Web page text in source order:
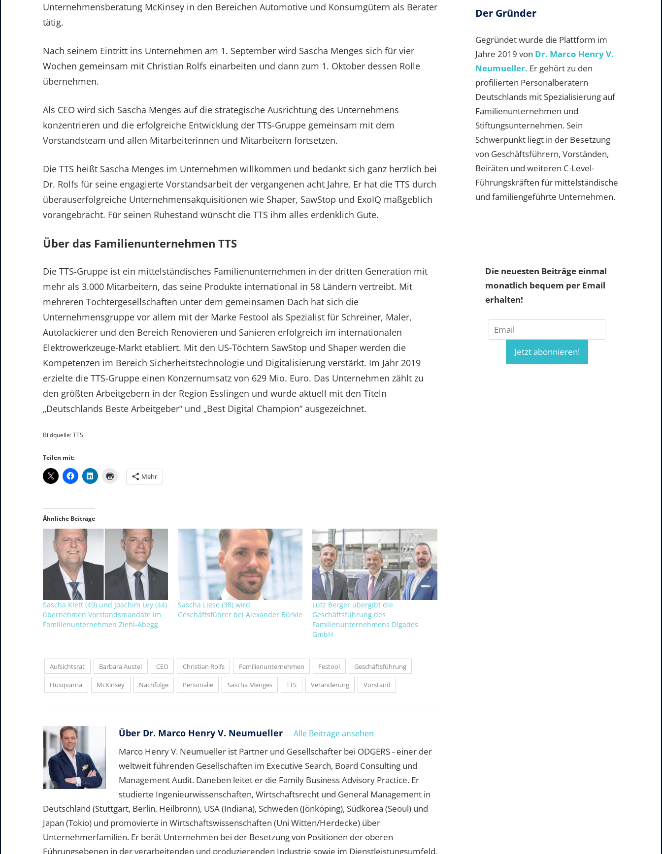
Unternehmensberatung McKinsey in den Bereichen Automotive und Konsumgütern als Berater
tätig.
Nach seinem Eintritt ins Unternehmen am 1. September wird Sascha Menges sich für vier
Wochen gemeinsam mit Christian Rolfs einarbeiten und dann zum 1. Oktober dessen Rolle
übernehmen.
Als CEO wird sich Sascha Menges auf die strategische Ausrichtung des Unternehmens
konzentrieren und die erfolgreiche Entwicklung der TTS-Gruppe gemeinsam mit dem
Vorstandsteam und allen Mitarbeiterinnen und Mitarbeitern fortsetzen.
Die TTS heißt Sascha Menges im Unternehmen willkommen und bedankt sich ganz herzlich bei
Dr. Rolfs für seine engagierte Vorstandsarbeit der vergangenen acht Jahre. Er hat die TTS durch
überauserfolgreiche Unternehmensakquisitionen wie Shaper, SawStop und ExoIQ maßgeblich
vorangebracht. Für seinen Ruhestand wünscht die TTS ihm alles erdenklich Gute.
Über das Familienunternehmen TTS
Die TTS-Gruppe ist ein mittelständisches Familienunternehmen in der dritten Generation mit
mehr als 3.000 Mitarbeitern, das seine Produkte international in 58 Ländern vertreibt. Mit
mehreren Tochtergesellschaften unter dem gemeinsamen Dach hat sich die
Unternehmensgruppe vor allem mit der Marke Festool als Spezialist für Schreiner, Maler,
Autolackierer und den Bereich Renovieren und Sanieren erfolgreich im internationalen
Elektrowerkzeuge-Markt etabliert. Mit den US-Töchtern SawStop und Shaper werden die
Kompetenzen im Bereich Sicherheitstechnologie und Digitalisierung verstärkt. Im Jahr 2019
erzielte die TTS-Gruppe einen Konzernumsatz von 629 Mio. Euro. Das Unternehmen zählt zu
den größten Arbeitgebern in der Region Esslingen und wurde aktuell mit den Titeln
„Deutschlands Beste Arbeitgeber“ und „Best Digital Champion“ ausgezeichnet.
Bildquelle: TTS
Teilen mit:
Mehr
Ähnliche Beiträge
Sascha Klett (49) und Joachim Ley (44)
übernehmen Vorstandsmandate im
Familienunternehmen Ziehl-Abegg
Sascha Liese (38) wird
Geschäftsführer bei Alexander Bürkle
Lutz Berger übergibt die
Geschäftsführung des
Familienunternehmens Digades
GmbH
Aufsichtsrat Barbara Austel CEO Christian Rolfs Familienunternehmen Festool Geschäftsführung
Husqvarna McKinsey Nachfolge Personalie Sascha Menges TTS Veränderung Vorstand
Über Dr. Marco Henry V. Neumueller Alle Beiträge ansehen
Marco Henry V. Neumueller ist Partner und Gesellschafter bei ODGERS - einer der
weltweit führenden Gesellschaften im Executive Search, Board Consulting und
Management Audit. Daneben leitet er die Family Business Advisory Practice. Er
studierte Ingenieurwissenschaften, Wirtschaftsrecht und General Management in
Deutschland (Stuttgart, Berlin, Heilbronn), USA (Indiana), Schweden (Jönköping), Südkorea (Seoul) und
Japan (Tokio) und promovierte in Wirtschaftswissenschaften (Uni Witten/Herdecke) über
Unternehmerfamilien. Er berät Unternehmen bei der Besetzung von Positionen der oberen
Führungsebenen in der verarbeitenden und produzierenden Industrie sowie im Dienstleistungsumfeld.
Der Gründer
Gegründet wurde die Plattform im
Jahre 2019 von Dr. Marco Henry V.
Neumueller. Er gehört zu den
profilierten Personalberatern
Deutschlands mit Spezialisierung auf
Familienunternehmen und
Stiftungsunternehmen. Sein
Schwerpunkt liegt in der Besetzung
von Geschäftsführern, Vorständen,
Beiräten und weiteren C-Level-
Führungskräften für mittelständische
und familiengeführte Unternehmen.
Die neuesten Beiträge einmal
monatlich bequem per Email
erhalten!